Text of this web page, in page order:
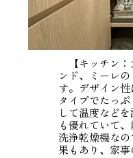
【キッチン：
ンド、ミーレ
す。デザイン
タイプでたっ
して温度など
も優れていて
洗浄乾燥機なの
果もあり、家事